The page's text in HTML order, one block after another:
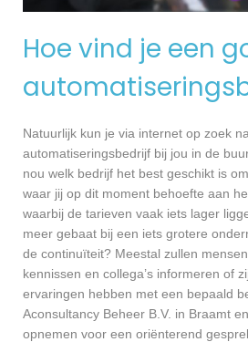
Hoe vind je een
Natuurlijk kun je via internet op zoek
automatiseringsbedrijf bij jou in de
nou welk bedrijf het best geschikt is
waar jij op dit moment behoefte aan
waarbij de tarieven vaak iets lager
meer gebaat bij een iets grotere
de continuïteit? Meestal zullen
kennissen en collega’s informeren of
ervaringen hebben met een bepaald
Aconsultancy Beheer B.V. in Braamt
opnemen voor een oriënterend